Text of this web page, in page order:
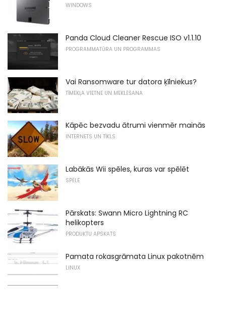
WINDOWS
Panda Cloud Cleaner Rescue ISO v1.1.10
PROGRAMMATŪRA UN PROGRAMMAS
Vai Ransomware tur datora ķīlniekus?
TĪMEKĻA VIETNE UN MEKLĒŠANA
Kāpēc bezvadu ātrumi vienmēr mainās
INTERNETS UN TĪKLS
Labākās Wii spēles, kuras var spēlēt
SPĒLE
Pārskats: Swann Micro Lightning RC
helikopters
PRODUKTU APSKATS
Pamata rokasgrāmata Linux pakotnēm
LINUX